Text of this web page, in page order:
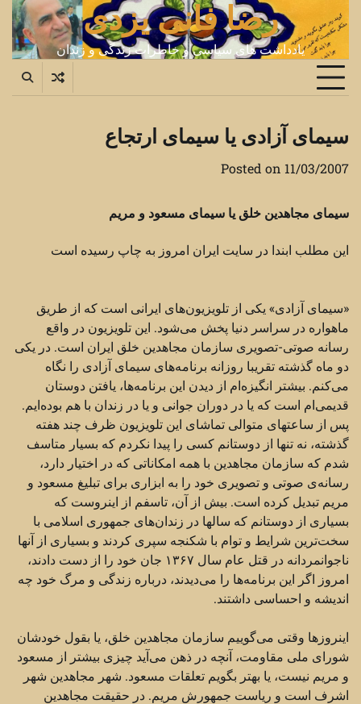
content
رضا فانی یزدی
یادداشت های سیاسی و خاطرات زندگی و زندان
سیمای آزادی یا سیمای ارتجاع
Posted on 11/03/2007
سیمای مجاهدین خلق یا سیمای مسعود و مریم
این مطلب ابندا در سایت ایران امروز به چاپ رسیده است
‏«سیمای آزادی» یکی از تلویزیون‌های ایرانی است که از طریق
ماهواره در سراسر دنیا پخش می‌شود. این ‏تلویزیون در واقع
رسانه صوتی-تصویری سازمان مجاهدین خلق ایران است. در یکی
دو ماه گذشته تقریبا روزانه ‏برنامه‌های سیمای آزادی را نگاه
می‌کنم. بیشتر انگیزه‌ام از دیدن این برنامه‌ها، یافتن دوستان
قدیمی‌ام است که یا در ‏دوران جوانی و یا در زندان با هم بوده‌ایم.
پس از ساعتهای متوالی تماشای این تلویزیون ظرف چند هفته
گذشته، نه ‏تنها از دوستانم کسی را پیدا نکردم که بسیار متاسف
شدم که سازمان مجاهدین با همه امکاناتی که در اختیار دارد،
‏رسانه‌ی صوتی و تصویری خود را به ابزاری برای تبلیغ مسعود و
مریم تبدیل کرده است. بیش از آن، تاسفم از ‏اینروست که
بسیاری از دوستانم که سالها در زندان‌های جمهوری اسلامی با
سخت‌ترین شرایط و توام با شکنجه ‏سپری کردند و بسیاری از آنها
ناجوانمردانه در قتل عام سال ۱۳۶۷ جان خود را از دست دادند،
امروز اگر این ‏برنامه‌ها را می‌دیدند، درباره زندگی و مرگ خود چه
اندیشه و احساسی داشتند.‏
اینروزها وقتی می‌گوییم سازمان مجاهدین خلق، یا بقول خودشان
شورای ملی مقاومت، آنچه در ذهن می‌آید چیزی ‏بیشتر از مسعود
و مریم نیست، یا بهتر بگویم تعلقات مسعود. شهر مجاهدین شهر
اشرف است و ریاست جمهورش ‏مریم. در حقیقت مجاهدین